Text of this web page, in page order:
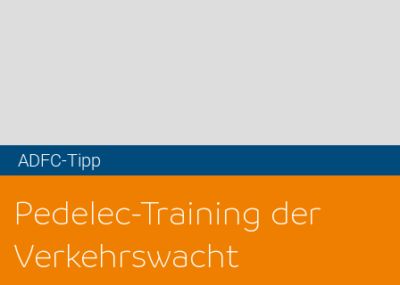
ADFC-Tipp
Pedelec-Training der
Verkehrswacht